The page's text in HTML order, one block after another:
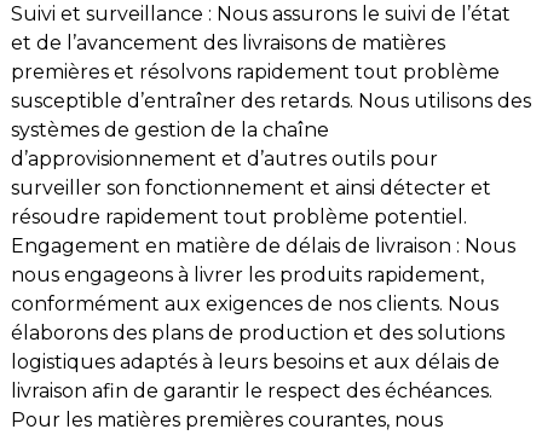
Suivi et surveillance : Nous assurons le suivi de l’état
et de l’avancement des livraisons de matières
premières et résolvons rapidement tout problème
susceptible d’entraîner des retards. Nous utilisons des
systèmes de gestion de la chaîne
d’approvisionnement et d’autres outils pour
surveiller son fonctionnement et ainsi détecter et
résoudre rapidement tout problème potentiel.
Engagement en matière de délais de livraison : Nous
nous engageons à livrer les produits rapidement,
conformément aux exigences de nos clients. Nous
élaborons des plans de production et des solutions
logistiques adaptés à leurs besoins et aux délais de
livraison afin de garantir le respect des échéances.
Pour les matières premières courantes, nous